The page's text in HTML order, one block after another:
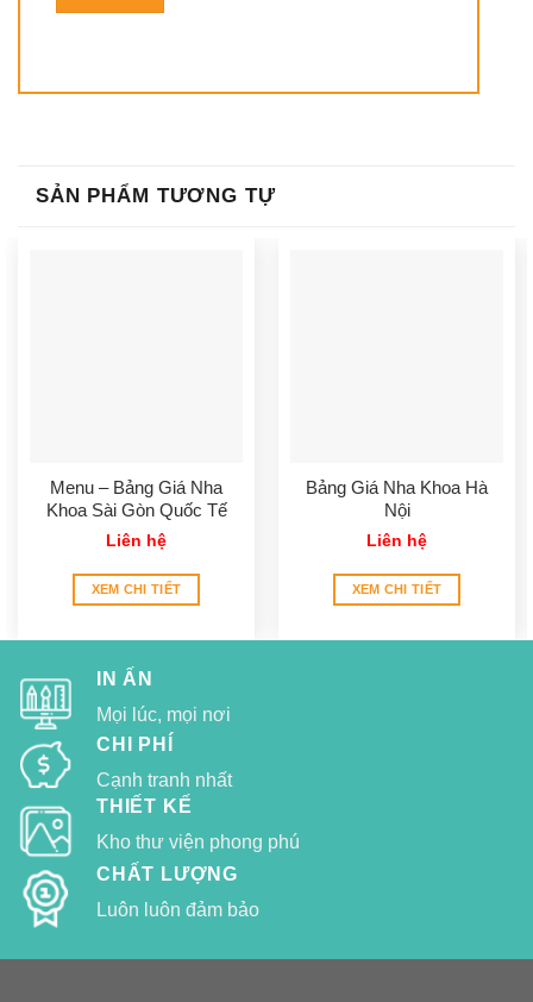
SẢN PHẨM TƯƠNG TỰ
Menu – Bảng Giá Nha
Khoa Sài Gòn Quốc Tế
Liên hệ
XEM CHI TIẾT
Bảng Giá Nha Khoa Hà
Nội
Liên hệ
XEM CHI TIẾT
IN ẤN
Mọi lúc, mọi nơi
CHI PHÍ
Cạnh tranh nhất
THIẾT KẾ
Kho thư viện phong phú
CHẤT LƯỢNG
Luôn luôn đảm bảo